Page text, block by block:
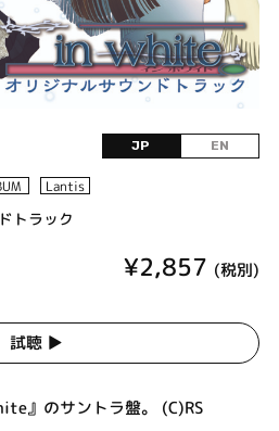
JP EN
Lantis
トラック
¥2,857 (税別)
試聴 ▶︎
』のサントラ盤。 (C)RS